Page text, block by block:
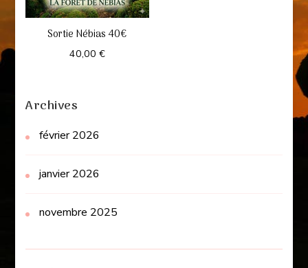
Sortie Nébias 40€
40,00 €
Archives
février 2026
janvier 2026
novembre 2025